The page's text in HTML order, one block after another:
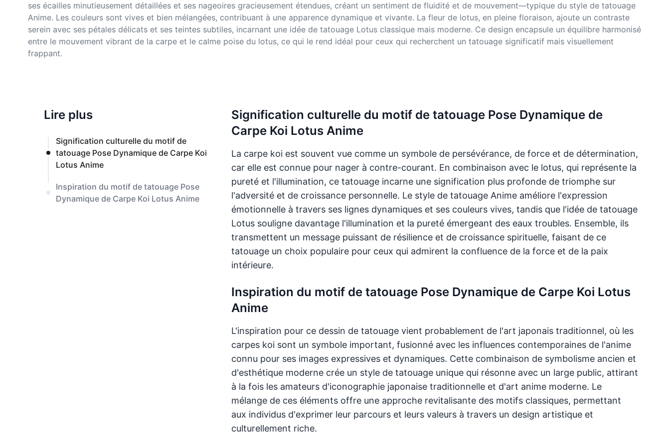
ses écailles minutieusement détaillées et ses nageoires gracieusement étendues, créant un sentiment de fluidité et de mouvement—typique du style de tatouage
Anime. Les couleurs sont vives et bien mélangées, contribuant à une apparence dynamique et vivante. La fleur de lotus, en pleine floraison, ajoute un contraste
serein avec ses pétales délicats et ses teintes subtiles, incarnant une idée de tatouage Lotus classique mais moderne. Ce design encapsule un équilibre harmonisé
entre le mouvement vibrant de la carpe et le calme poise du lotus, ce qui le rend idéal pour ceux qui recherchent un tatouage significatif mais visuellement
frappant.
Lire plus
Signification culturelle du motif de
tatouage Pose Dynamique de Carpe Koi
Lotus Anime
Inspiration du motif de tatouage Pose
Dynamique de Carpe Koi Lotus Anime
Signification culturelle du motif de tatouage Pose Dynamique de
Carpe Koi Lotus Anime
La carpe koi est souvent vue comme un symbole de persévérance, de force et de détermination,
car elle est connue pour nager à contre-courant. En combinaison avec le lotus, qui représente la
pureté et l'illumination, ce tatouage incarne une signification plus profonde de triomphe sur
l'adversité et de croissance personnelle. Le style de tatouage Anime améliore l'expression
émotionnelle à travers ses lignes dynamiques et ses couleurs vives, tandis que l'idée de tatouage
Lotus souligne davantage l'illumination et la pureté émergeant des eaux troubles. Ensemble, ils
transmettent un message puissant de résilience et de croissance spirituelle, faisant de ce
tatouage un choix populaire pour ceux qui admirent la confluence de la force et de la paix
intérieure.
Inspiration du motif de tatouage Pose Dynamique de Carpe Koi Lotus
Anime
L'inspiration pour ce dessin de tatouage vient probablement de l'art japonais traditionnel, où les
carpes koi sont un symbole important, fusionné avec les influences contemporaines de l'anime
connu pour ses images expressives et dynamiques. Cette combinaison de symbolisme ancien et
d'esthétique moderne crée un style de tatouage unique qui résonne avec un large public, attirant
à la fois les amateurs d'iconographie japonaise traditionnelle et d'art anime moderne. Le
mélange de ces éléments offre une approche revitalisante des motifs classiques, permettant
aux individus d'exprimer leur parcours et leurs valeurs à travers un design artistique et
culturellement riche.